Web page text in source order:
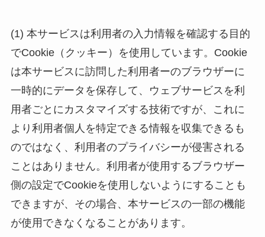
(1) 本サービスは利用者の入力情報を確認する目的
でCookie（クッキー）を使用しています。Cookie
は本サービスに訪問した利用者ーのブラウザーに
一時的にデータを保存して、ウェブサービスを利
用者ごとにカスタマイズする技術ですが、これに
より利用者個人を特定できる情報を収集できるも
のではなく、利用者のプライバシーが侵害される
ことはありません。利用者が使用するブラウザー
側の設定でCookieを使用しないようにすることも
できますが、その場合、本サービスの一部の機能
が使用できなくなることがあります。